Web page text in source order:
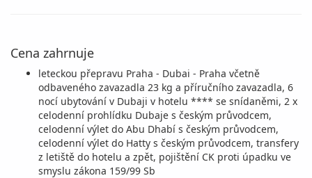
Cena zahrnuje
leteckou přepravu Praha - Dubai - Praha včetně
odbaveného zavazadla 23 kg a příručního zavazadla, 6
nocí ubytování v Dubaji v hotelu **** se snídaněmi, 2 x
celodenní prohlídku Dubaje s českým průvodcem,
celodenní výlet do Abu Dhabí s českým průvodcem,
celodenní výlet do Hatty s českým průvodcem, transfery
z letiště do hotelu a zpět, pojištění CK proti úpadku ve
smyslu zákona 159/99 Sb